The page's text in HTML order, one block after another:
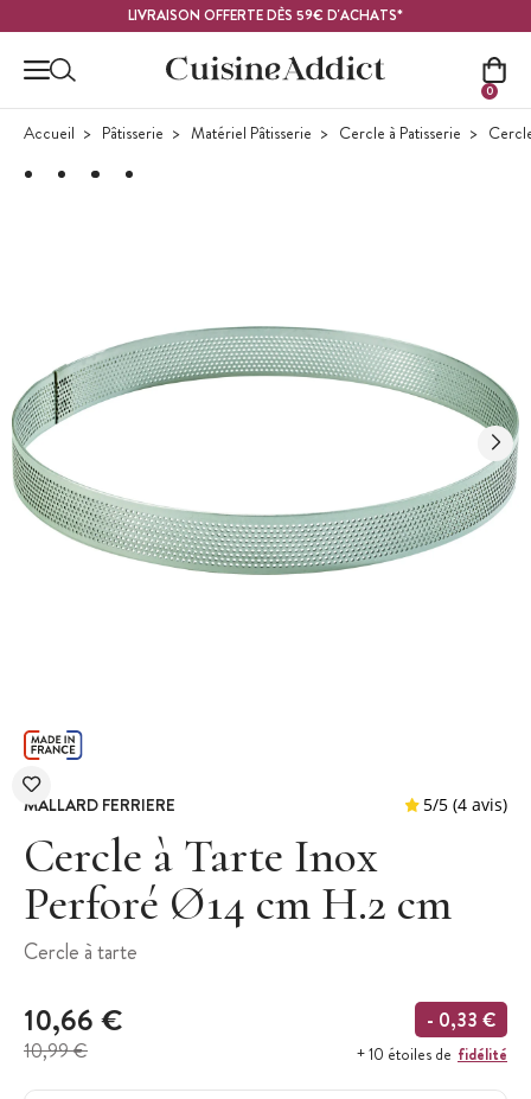
LIVRAISON OFFERTE DÈS 59€ D'ACHATS*
0
Accueil Pâtisserie Matériel Pâtisserie Cercle à Patisserie
MALLARD FERRIERE
Cercle à Tarte Inox
Perforé Ø14 cm H.2 cm
Cercle à tarte
10,66 €
10,99 €
- 0,33 €
+ 10 étoiles de fidélité